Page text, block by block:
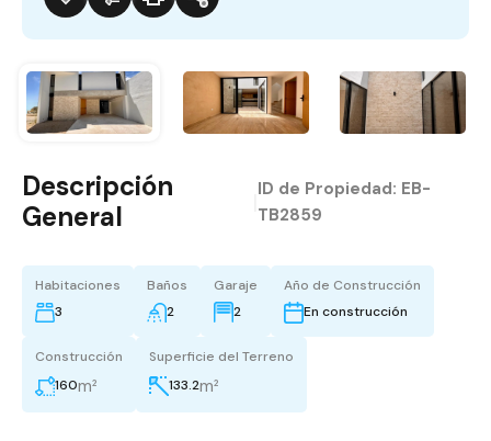
Descripción
General
ID de Propiedad: EB-
TB2859
Habitaciones
3
Baños
2
Garaje
2
Año de Construcción
En construcción
Construcción
160m²
Superficie del Terreno
133.2m²